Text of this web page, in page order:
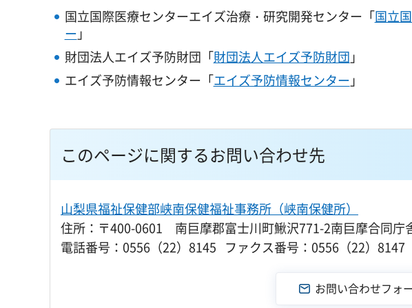
国立国際医療センターエイズ治療・研究開発センター「国立
ー 」
財団法人エイズ予防財団「財団法人エイズ予防財団 」
エイズ予防情報センター「エイズ予防情報センター 」
このページに関するお問い合わせ先
山梨県福祉保健部峡南保健福祉事務所（峡南保健所）
住所：〒400-0601 南巨摩郡富士川町鰍沢771-2南巨摩合同庁
電話番号：0556（22）8145 ファクス番号：0556（22）8147